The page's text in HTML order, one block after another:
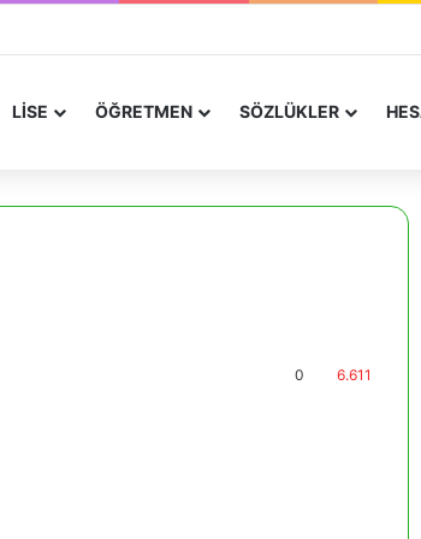
LİSE ÖĞRETMEN SÖZLÜKLER
0 6.611